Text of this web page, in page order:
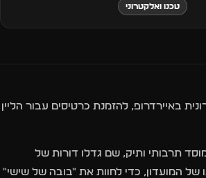
טכנו ואלקטרוני
באיירדרופ, להזמנת כרטיסים עבור הליין
מסתם מקום לרקוד בו. לאורך 9 שנים, הוא הפך למוסד תרבותי ותיק, שם גדלו דורות של
של המועדון, כדי לחוות את "בובה של שישי"